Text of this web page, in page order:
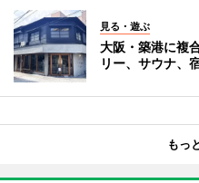
見る・遊ぶ
大阪・築港に複
リー、サウナ、
もっ